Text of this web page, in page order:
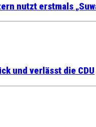
nutzt erstmals
und verlässt die CDU